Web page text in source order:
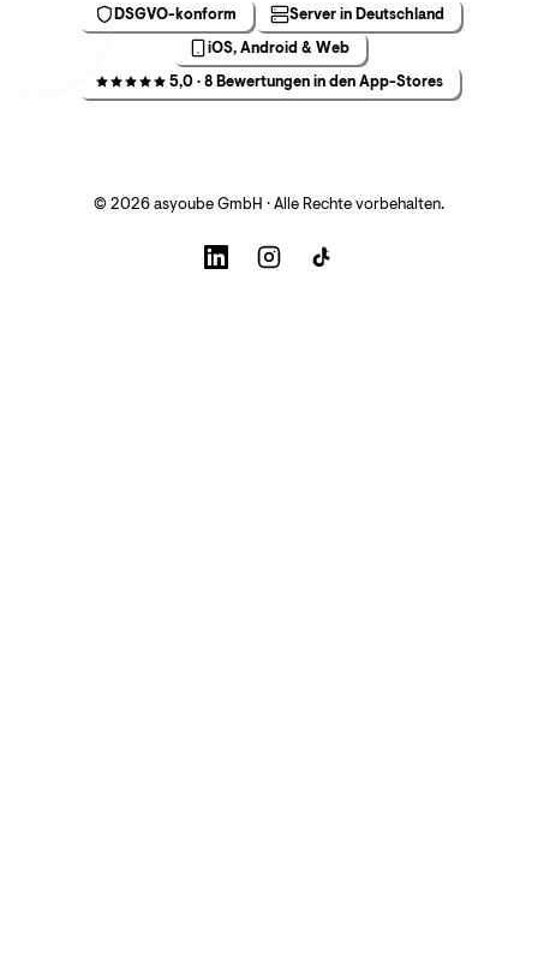
DSGVO-konform
Server in Deutschland
iOS, Android & Web
5,0 · 8 Bewertungen in den App-Stores
© 2026 asyoube GmbH · Alle Rechte vorbehalten.